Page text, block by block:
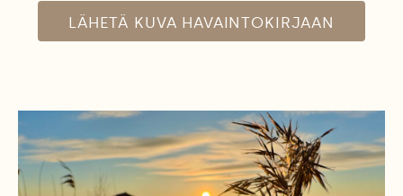
LÄHETÄ KUVA HAVAINTOKIRJAAN